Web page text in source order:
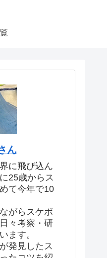
ん
に飛び込ん
25歳からス
て今年で10
がらスケボ
々考察・研
ます。
発見したス